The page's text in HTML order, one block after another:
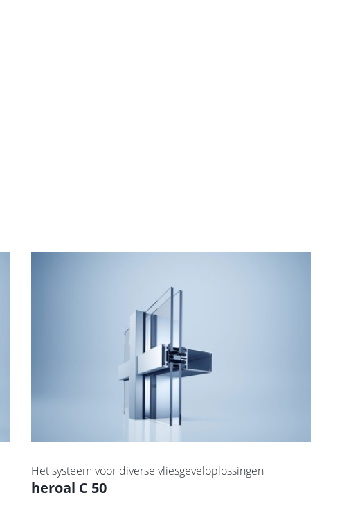
Het systeem voor diverse vliesgeveloplossingen
heroal C 50